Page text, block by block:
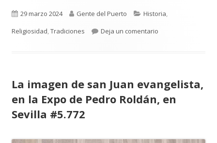
Publicado
el
29 marzo 2024 Autor
Gente del Puerto Categorías
Historia,
Religiosidad,Tradiciones Deja un comentario
La imagen de san Juan evangelista,
en la Expo de Pedro Roldán, en
Sevilla #5.772